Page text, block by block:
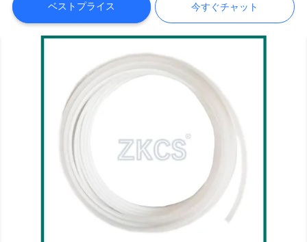
工
ベストプライス 今すぐチャット